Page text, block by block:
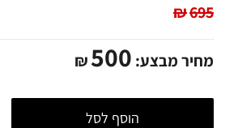
₪695
מחיר מבצע: ₪500
הוסף לסל